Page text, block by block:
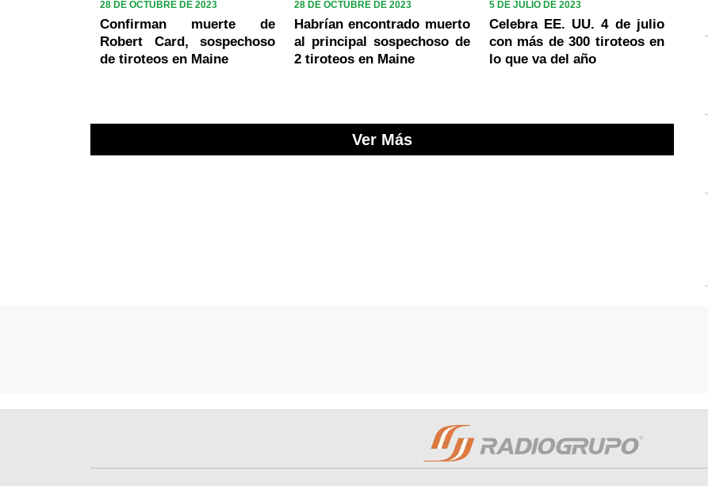
28 DE OCTUBRE DE 2023
Confirman muerte de
Robert Card, sospechoso
de tiroteos en Maine
28 DE OCTUBRE DE 2023
Habrían encontrado muerto
al principal sospechoso de
2 tiroteos en Maine
5 DE JULIO DE 2023
Celebra EE. UU. 4 de julio
con más de 300 tiroteos en
lo que va del año
Ver Más